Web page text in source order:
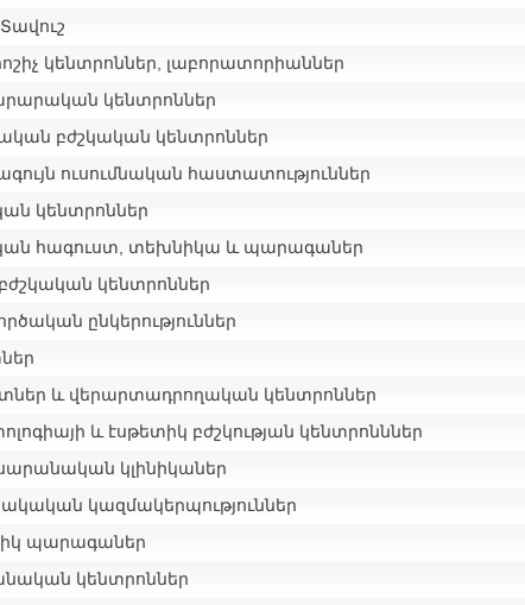
կենտրոններ, լաբորատորիաններ
կենտրոններ
բժշկական կենտրոններ
ուսումնական հաստատություններ
կենտրոններ
հագուստ, տեխնիկա և պարագաներ
կենտրոններ
ընկերություններ
և վերարտադրողական կենտրոններ
և էսթետիկ բժշկության կենտրոնններ
կլինիկաներ
կազմակերպություններ
պարագաներ
կենտրոններ